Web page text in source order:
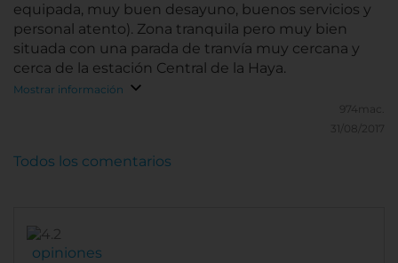
equipada, muy buen desayuno, buenos servicios y
personal atento). Zona tranquila pero muy bien
situada con una parada de tranvía muy cercana y
cerca de la estación Central de la Haya.
Mostrar información
974mac.
31/08/2017
opiniones
Todos los comentarios